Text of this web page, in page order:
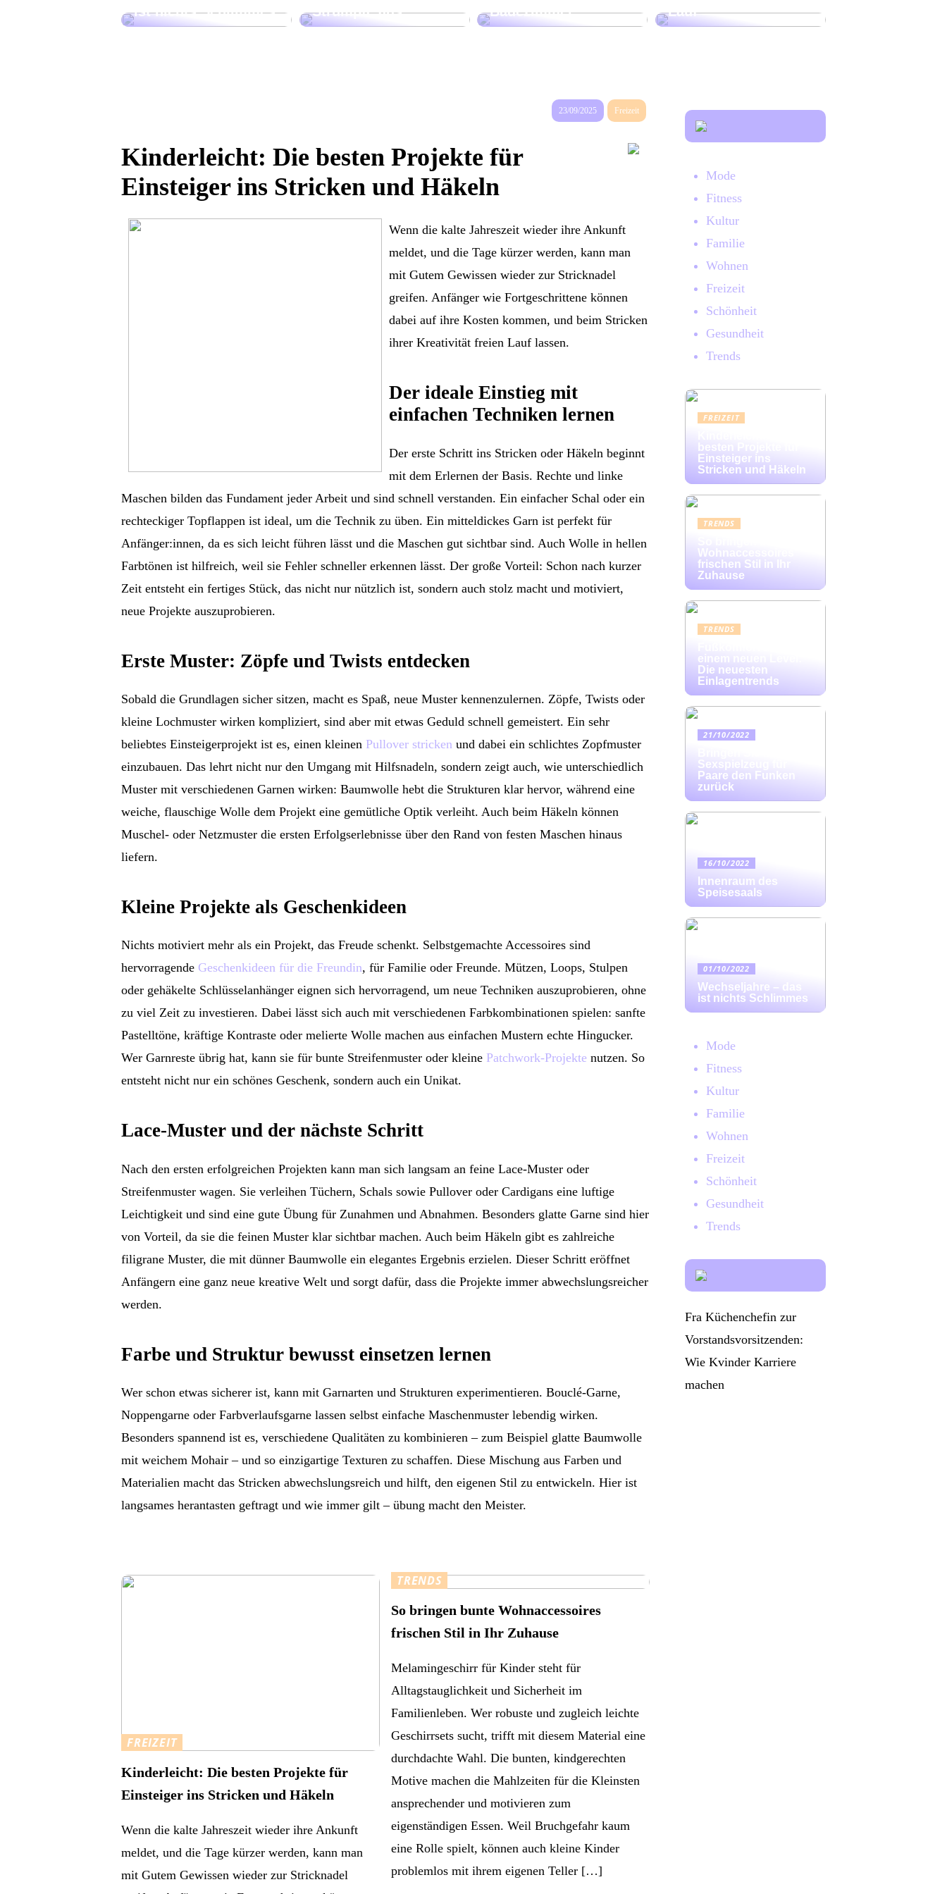
ist nichts Schlimmes
Strümpfe aus
Badezimmer
Lauf
23/09/2025 Freizeit
Kinderleicht: Die besten Projekte für
Einsteiger ins Stricken und Häkeln
Wenn die kalte Jahreszeit wieder ihre Ankunft
meldet, und die Tage kürzer werden, kann man
mit Gutem Gewissen wieder zur Stricknadel
greifen. Anfänger wie Fortgeschrittene können
dabei auf ihre Kosten kommen, und beim Stricken
ihrer Kreativität freien Lauf lassen.
Der ideale Einstieg mit
einfachen Techniken lernen
Der erste Schritt ins Stricken oder Häkeln beginnt
mit dem Erlernen der Basis. Rechte und linke
Maschen bilden das Fundament jeder Arbeit und sind schnell verstanden. Ein einfacher Schal oder ein
rechteckiger Topflappen ist ideal, um die Technik zu üben. Ein mitteldickes Garn ist perfekt für
Anfänger:innen, da es sich leicht führen lässt und die Maschen gut sichtbar sind. Auch Wolle in hellen
Farbtönen ist hilfreich, weil sie Fehler schneller erkennen lässt. Der große Vorteil: Schon nach kurzer
Zeit entsteht ein fertiges Stück, das nicht nur nützlich ist, sondern auch stolz macht und motiviert,
neue Projekte auszuprobieren.
Erste Muster: Zöpfe und Twists entdecken
Sobald die Grundlagen sicher sitzen, macht es Spaß, neue Muster kennenzulernen. Zöpfe, Twists oder
kleine Lochmuster wirken kompliziert, sind aber mit etwas Geduld schnell gemeistert. Ein sehr
beliebtes Einsteigerprojekt ist es, einen kleinen Pullover stricken und dabei ein schlichtes Zopfmuster
einzubauen. Das lehrt nicht nur den Umgang mit Hilfsnadeln, sondern zeigt auch, wie unterschiedlich
Muster mit verschiedenen Garnen wirken: Baumwolle hebt die Strukturen klar hervor, während eine
weiche, flauschige Wolle dem Projekt eine gemütliche Optik verleiht. Auch beim Häkeln können
Muschel- oder Netzmuster die ersten Erfolgserlebnisse über den Rand von festen Maschen hinaus
liefern.
Kleine Projekte als Geschenkideen
Nichts motiviert mehr als ein Projekt, das Freude schenkt. Selbstgemachte Accessoires sind
hervorragende Geschenkideen für die Freundin, für Familie oder Freunde. Mützen, Loops, Stulpen
oder gehäkelte Schlüsselanhänger eignen sich hervorragend, um neue Techniken auszuprobieren, ohne
zu viel Zeit zu investieren. Dabei lässt sich auch mit verschiedenen Farbkombinationen spielen: sanfte
Pastelltöne, kräftige Kontraste oder melierte Wolle machen aus einfachen Mustern echte Hingucker.
Wer Garnreste übrig hat, kann sie für bunte Streifenmuster oder kleine Patchwork-Projekte nutzen. So
entsteht nicht nur ein schönes Geschenk, sondern auch ein Unikat.
Lace-Muster und der nächste Schritt
Nach den ersten erfolgreichen Projekten kann man sich langsam an feine Lace-Muster oder
Streifenmuster wagen. Sie verleihen Tüchern, Schals sowie Pullover oder Cardigans eine luftige
Leichtigkeit und sind eine gute Übung für Zunahmen und Abnahmen. Besonders glatte Garne sind hier
von Vorteil, da sie die feinen Muster klar sichtbar machen. Auch beim Häkeln gibt es zahlreiche
filigrane Muster, die mit dünner Baumwolle ein elegantes Ergebnis erzielen. Dieser Schritt eröffnet
Anfängern eine ganz neue kreative Welt und sorgt dafür, dass die Projekte immer abwechslungsreicher
werden.
Farbe und Struktur bewusst einsetzen lernen
Wer schon etwas sicherer ist, kann mit Garnarten und Strukturen experimentieren. Bouclé-Garne,
Noppengarne oder Farbverlaufsgarne lassen selbst einfache Maschenmuster lebendig wirken.
Besonders spannend ist es, verschiedene Qualitäten zu kombinieren – zum Beispiel glatte Baumwolle
mit weichem Mohair – und so einzigartige Texturen zu schaffen. Diese Mischung aus Farben und
Materialien macht das Stricken abwechslungsreich und hilft, den eigenen Stil zu entwickeln. Hier ist
langsames herantasten geftragt und wie immer gilt – übung macht den Meister.
FREIZEIT
Kinderleicht: Die besten Projekte für
Einsteiger ins Stricken und Häkeln
Wenn die kalte Jahreszeit wieder ihre Ankunft
meldet, und die Tage kürzer werden, kann man
mit Gutem Gewissen wieder zur Stricknadel
TRENDS
So bringen bunte Wohnaccessoires
frischen Stil in Ihr Zuhause
Melamingeschirr für Kinder steht für
Alltagstauglichkeit und Sicherheit im
Familienleben. Wer robuste und zugleich leichte
Geschirrsets sucht, trifft mit diesem Material eine
durchdachte Wahl. Die bunten, kindgerechten
Motive machen die Mahlzeiten für die Kleinsten
ansprechender und motivieren zum
eigenständigen Essen. Weil Bruchgefahr kaum
eine Rolle spielt, können auch kleine Kinder
problemlos mit ihrem eigenen Teller […]
Mode
Fitness
Kultur
Familie
Wohnen
Freizeit
Schönheit
Gesundheit
Trends
FREIZEIT
besten Projekte für
Einsteiger ins
Stricken und Häkeln
TRENDS
Wohnaccessoires
frischen Stil in Ihr
Zuhause
TRENDS
einem neuen Level:
Die neuesten
Einlagentrends
21/10/2022
Sexspielzeug für
Paare den Funken
zurück
16/10/2022
Innenraum des
Speisesaals
01/10/2022
Wechseljahre – das
ist nichts Schlimmes
Mode
Fitness
Kultur
Familie
Wohnen
Freizeit
Schönheit
Gesundheit
Trends
Fra Küchenchefin zur
Vorstandsvorsitzenden:
Wie Kvinder Karriere
machen